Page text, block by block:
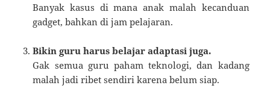
Banyak kasus di mana anak malah kecanduan
gadget, bahkan di jam pelajaran.
Bikin guru harus belajar adaptasi juga.
Gak semua guru paham teknologi, dan kadang
malah jadi ribet sendiri karena belum siap.